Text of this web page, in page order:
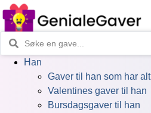
Han
Gaver til han som har alt
Valentines gaver til han
Bursdagsgaver til han